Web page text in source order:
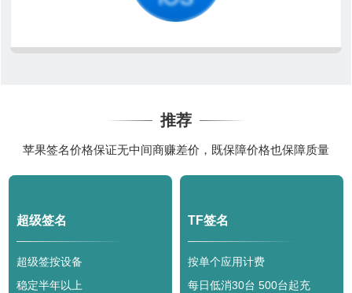
推荐
苹果签名价格保证无中间商赚差价，既保障价格也保障质量
超级签名
超级签按设备
稳定半年以上
TF签名
按单个应用计费
每日低消30台 500台起充